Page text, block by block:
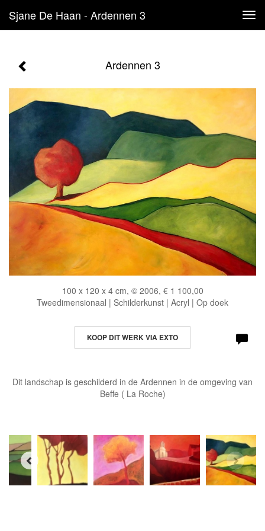
Sjane De Haan - Ardennen 3
Ardennen 3
100 x 120 x 4 cm, © 2006, € 1 100,00
Tweedimensionaal | Schilderkunst | Acryl | Op doek
KOOP DIT WERK VIA EXTO
Dit landschap is geschilderd in de Ardennen in de omgeving van
Beffe ( La Roche)